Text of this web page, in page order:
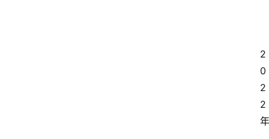
2
0
2
2
年